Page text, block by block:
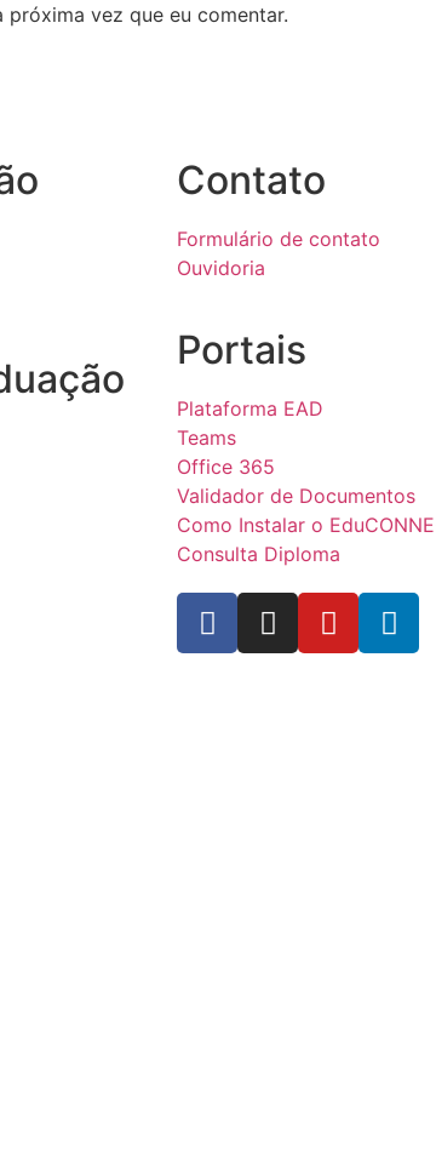
próxima vez que eu comentar.
Contato
Formulário de contato
Ouvidoria
Portais
Plataforma EAD
Teams
Office 365
Validador de Documentos
Como Instalar o
Consulta Diploma